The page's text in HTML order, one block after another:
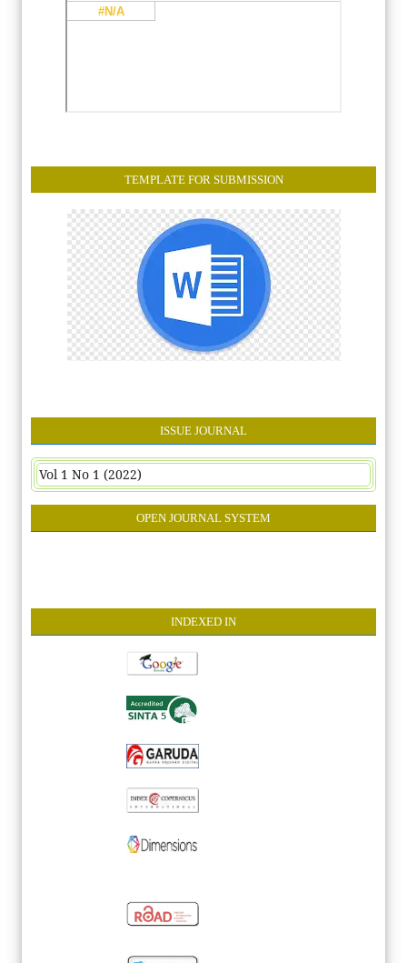
TEMPLATE FOR SUBMISSION
ISSUE JOURNAL
Vol 1 No 1 (2022)
OPEN JOURNAL SYSTEM
INDEXED IN